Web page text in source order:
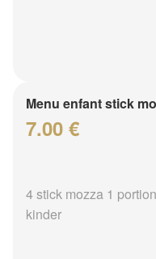
Menu enfant stick
7.00 €
4 stick mozza 1
kinder